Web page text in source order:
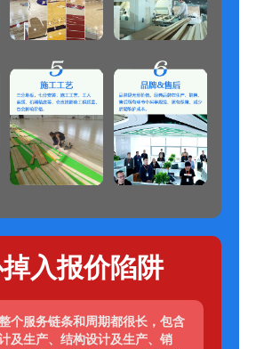
入报价陷阱
个服务链条和周期都很长，包含
及生产、结构设计及生产、销